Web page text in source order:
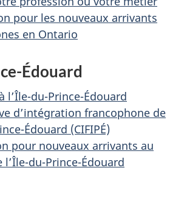
pour les nouveaux arrivants
en Ontario
Édouard
l’Île-du-Prince-Édouard
d’intégration francophone de
Édouard (CIFIPÉ)
pour nouveaux arrivants au
l’Île-du-Prince-Édouard